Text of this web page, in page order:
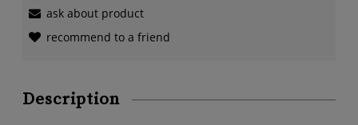
ask about product
recommend to a friend
Description